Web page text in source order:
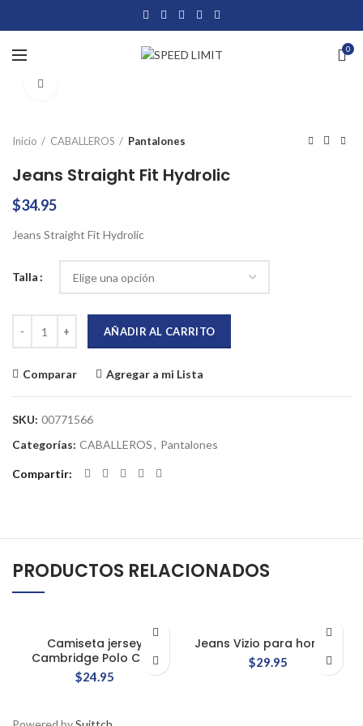
0
Inicio CABALLEROS Pantalones
Jeans Straight Fit Hydrolic
$34.95
Jeans Straight Fit Hydrolic
Talla
AÑADIR AL CARRITO
Comparar Agregar a mi Lista
SKU: 00771566
Categorías: CABALLEROS, Pantalones
Compartir
PRODUCTOS RELACIONADOS
Camiseta jersey
Cambridge Polo Club
$24.95
Jeans Vizio para hombre
$29.95